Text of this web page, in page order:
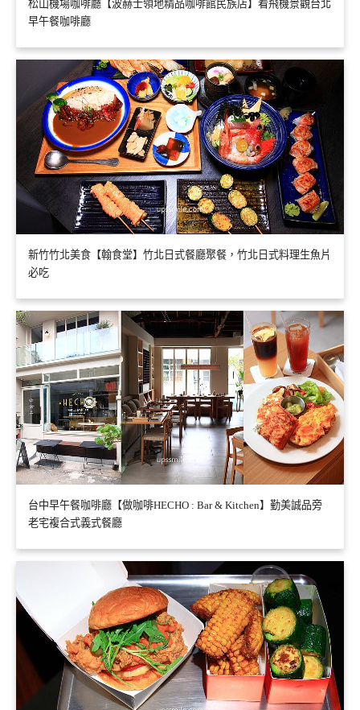
松山機場咖啡廳【波赫士領地精品咖啡館民族店】看飛機景觀台北
早午餐咖啡廳
新竹竹北美食【翰食堂】竹北日式餐廳聚餐，竹北日式料理生魚片
必吃
台中早午餐咖啡廳【做咖啡HECHO : Bar & Kitchen】勤美誠品旁
老宅複合式義式餐廳